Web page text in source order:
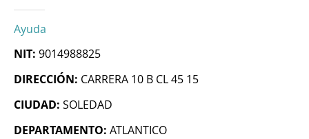
Ayuda
NIT: 9014988825
DIRECCIÓN: CARRERA 10 B CL 45 15
CIUDAD: SOLEDAD
DEPARTAMENTO: ATLANTICO